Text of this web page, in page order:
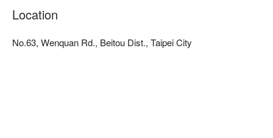
Location
No.63, Wenquan Rd., Beitou Dist., Taipei City